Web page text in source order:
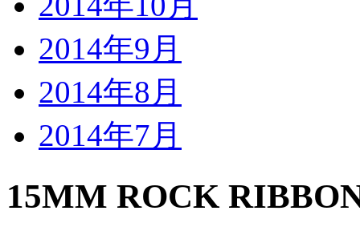
2014年9月
2014年8月
2014年7月
15MM ROCK